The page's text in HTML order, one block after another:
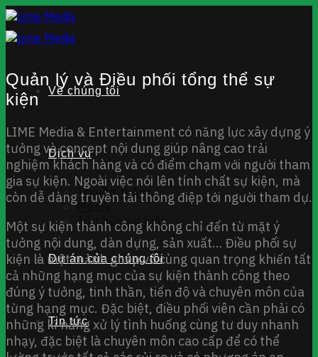
Chuyển
đến
nội
Về chúng tôi
Dịch vụ
Truyền thông
Media
Tổ chức sự kiện
Dự án của chúng tôi
Tin tức
Quản lý và Điều phối tổng thể sự
kiện
LIME Media & Entertainment có năng lực xây dựng ý
tưởng và concept nội dung giúp nâng cao trải
nghiệm khách hàng và có điểm chạm với người tham
gia sự kiện. Ngoài việc nói lên tính chất sự kiện, mà
còn dễ dàng truyền tải thông điệp tới người tham dự.
Một sự kiện thành công không chỉ đến từ mặt ý
tưởng nội dung, dàn dựng, sản xuất… Điều phối sự
kiện là một mảnh ghép vô cùng quan trọng khiến tất
cả những hạng mục của sự kiện thành công theo
đúng ý tưởng, tinh thần, tiến độ và chuyên môn của
từng hạng mục. Đặc biệt, điều phối viên cần phải có
những kĩ năng xử lý tình huống cùng tư duy nhanh
nhạy, đặc biệt là chuyên môn cao cấp để có thể